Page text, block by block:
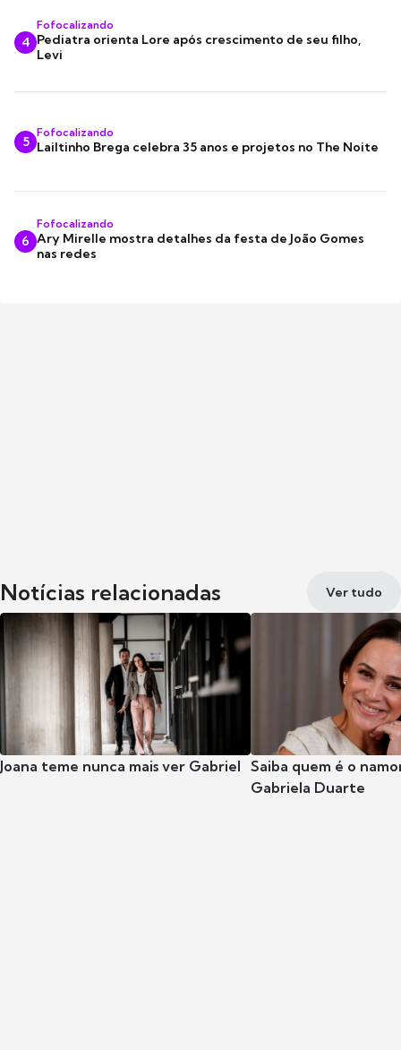
4
Fofocalizando
Pediatra orienta Lore após crescimento de seu filho,
Levi
5
Fofocalizando
Lailtinho Brega celebra 35 anos e projetos no The Noite
6
Fofocalizando
Ary Mirelle mostra detalhes da festa de João Gomes
nas redes
Notícias relacionadas Ver tudo
Joana teme nunca mais ver Gabriel Saiba quem é o
Gabriela Duarte